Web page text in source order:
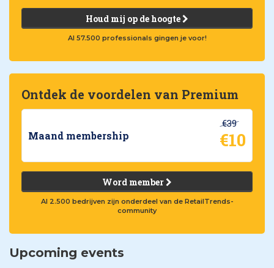
Houd mij op de hoogte
Al 57.500 professionals gingen je voor!
Ontdek de voordelen van Premium
Maand membership
€39
€10
Word member
Al 2.500 bedrijven zijn onderdeel van de RetailTrends-
community
Upcoming events